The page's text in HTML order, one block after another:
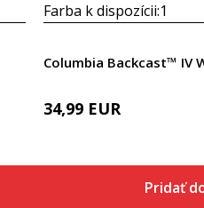
Farba k dispozícii:1
Columbia Backcast™ IV
34,99 EUR
Pridať